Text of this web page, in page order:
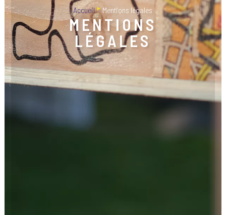
Accueil‣Mentions légales
MENTIONS
LÉGALES